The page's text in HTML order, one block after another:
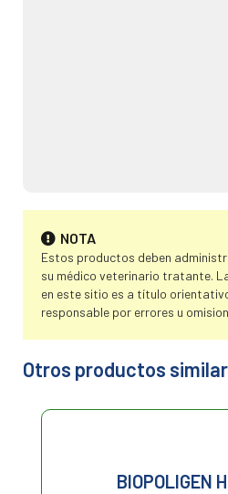
NOTA
Estos productos deben
su médico veterinario tratante.
en este sitio es a título
responsable por errores u
Otros productos
BIOPOLIGEN